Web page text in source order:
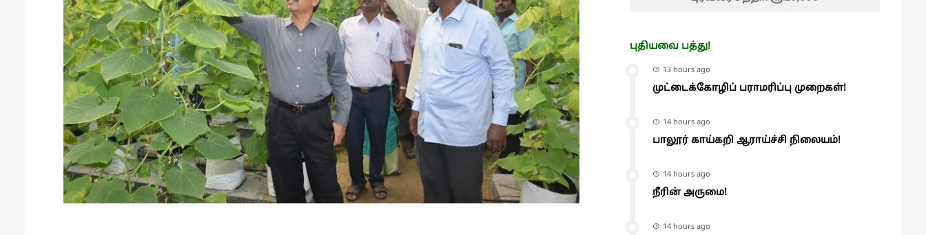
புதியவை பத்து!
13 hours ago
முட்டைக்கோழிப் பராமரிப்பு முறைகள்!
14 hours ago
பாலூர் காய்கறி ஆராய்ச்சி நிலையம்!
14 hours ago
நீரின் அருமை!
14 hours ago